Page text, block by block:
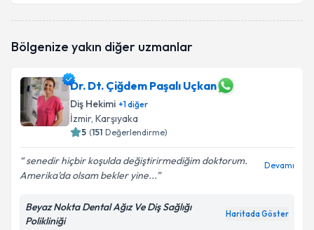
Bölgenize yakın diğer uzmanlar
Dr. Dt. Çiğdem Paşalı Uçkan
Diş Hekimi +1diğer
İzmir, Karşıyaka
5 (151 Değerlendirme)
senedir hiçbir koşulda değiştirirmediğim doktorum.
Amerika’da olsam bekler yine...
Devamı
Beyaz Nokta Dental Ağız Ve Diş Sağlığı
Polikliniği
Haritada Göster